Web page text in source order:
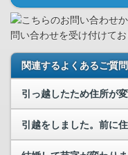
こちらのお問い合わせ
問い合わせを受け付けてお
関連するよくあるご質問